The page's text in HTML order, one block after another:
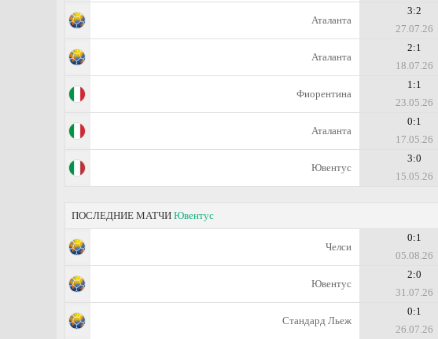
Аталанта
3:2
27.07.26
Аталанта
2:1
18.07.26
Фиорентина
1:1
23.05.26
Аталанта
0:1
17.05.26
Ювентус
3:0
15.05.26
ПОСЛЕДНИЕ МАТЧИ Ювентус
Челси
0:1
05.08.26
Ювентус
2:0
31.07.26
Стандард Льеж
0:1
26.07.26